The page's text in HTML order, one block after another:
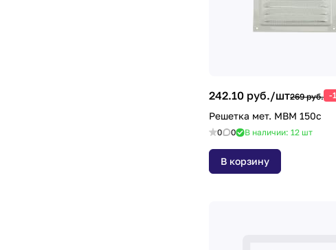
242.10 руб./шт269 руб. -
Решетка мет. МВМ 150с
0 0 В наличии: 12 шт
В корзину